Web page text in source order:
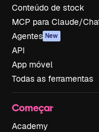
Conteúdo de stock
MCP para Claude/
Agentes New
API
App móvel
Todas as ferramentas
Começar
Academy